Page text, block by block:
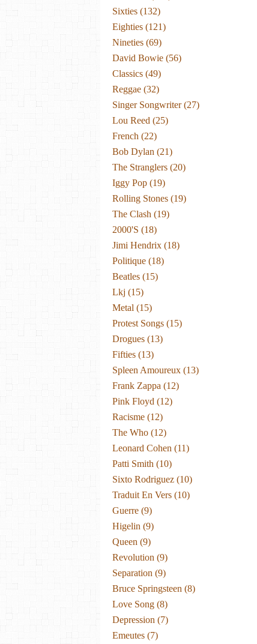
Sixties (132)
Eighties (121)
Nineties (69)
David Bowie (56)
Classics (49)
Reggae (32)
Singer Songwriter(27)
Lou Reed (25)
French (22)
Bob Dylan (21)
The Stranglers (20)
Iggy Pop (19)
Rolling Stones (19)
The Clash (19)
2000's (18)
Jimi Hendrix (18)
Politique (18)
Beatles (15)
Lkj (15)
Metal (15)
Protest Songs (15)
Drogues (13)
Fifties (13)
Spleen Amoureux (13)
Frank Zappa (12)
Pink Floyd (12)
Racisme (12)
The Who (12)
Leonard Cohen (11)
Patti Smith (10)
Sixto Rodriguez (10)
Traduit En Vers (10)
Guerre (9)
Higelin (9)
Queen (9)
Revolution (9)
Separation (9)
Bruce Springsteen (8)
Love Song (8)
Depression (7)
Emeutes (7)